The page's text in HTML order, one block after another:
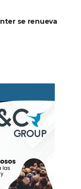
spa con
reuniones en
un lugar ideal
entre
se renueva